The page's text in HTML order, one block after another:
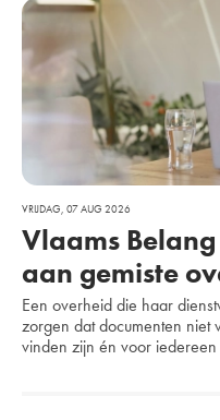
VRIJDAG, 07 AUG 2026
Vlaams
aan gemiste
Een overheid die haar
zorgen dat documenten niet
vinden zijn én voor